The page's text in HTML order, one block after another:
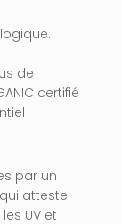
de
certifié
par un
atteste
UV et